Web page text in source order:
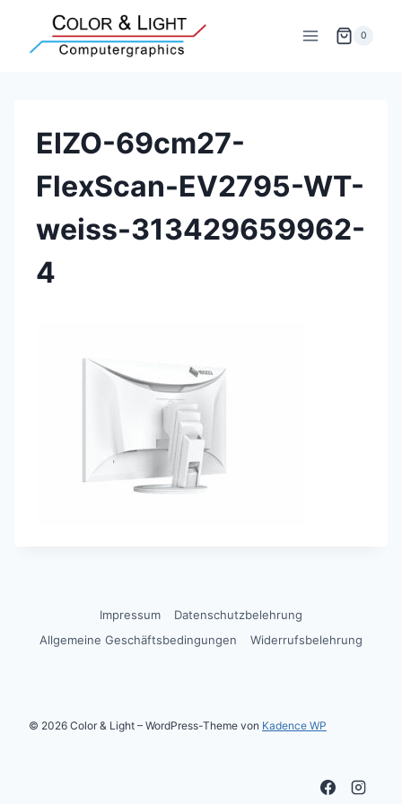
springen
0
EIZO-69cm27-
FlexScan-EV2795-WT-
weiss-313429659962-
4
Impressum
Datenschutzbelehrung
Allgemeine Geschäftsbedingungen
Widerrufsbelehrung
© 2026 Color & Light – WordPress-Theme von Kadence WP